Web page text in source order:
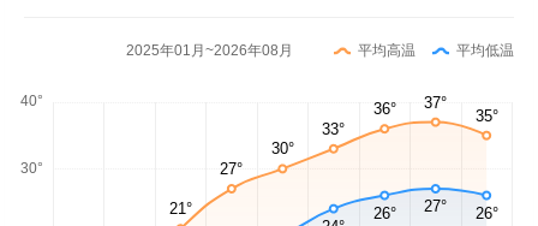
2025年01月~2026年08月 平均高温 平均低温